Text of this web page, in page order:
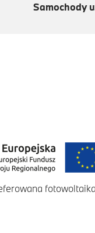
Samochody